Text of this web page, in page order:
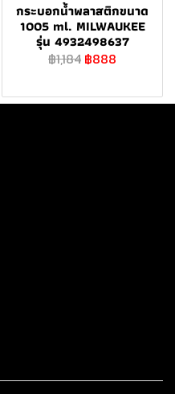
กระบอกน้ำพลาสติกขนาด
1005 ml. MILWAUKEE
รุ่น 4932498637
฿1,184 ฿888